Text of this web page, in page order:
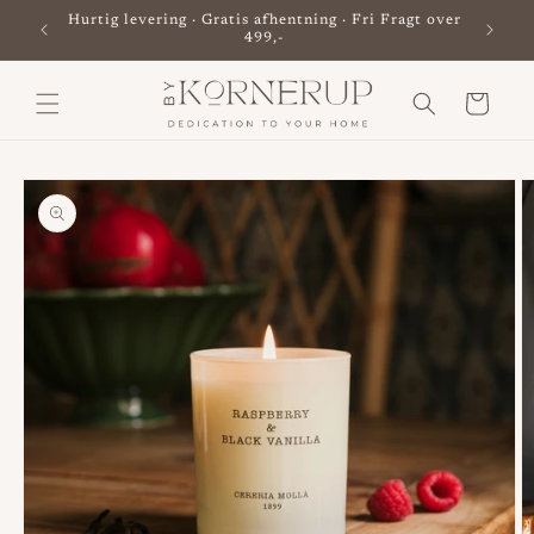
Gå til
indhold
Hurtig levering · Gratis afhentning · Fri Fragt over
499,-
Indkøbskurv